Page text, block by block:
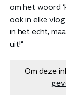
om het woord
ook in elke
in het echt,
uit!”
Om deze